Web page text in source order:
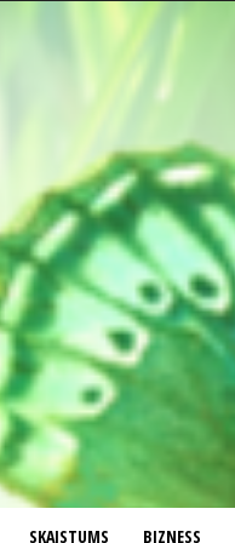
SKAISTUMS BIZNESS